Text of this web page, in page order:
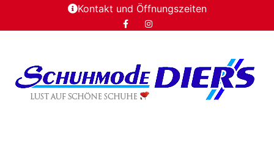
Kontakt und Öffnungszeiten